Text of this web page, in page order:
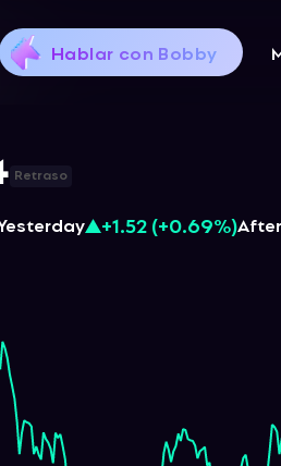
Hablar con Bobby
Retraso
+1.52(+0.69%)